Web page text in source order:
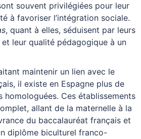
souvent privilégiées pour leur
à favoriser l’intégration sociale.
, quant à elles, séduisent par leurs
leur qualité pédagogique à un
maintenir un lien avec le
il existe en Espagne plus de
homologuées. Ces établissements
allant de la maternelle à la
du baccalauréat français et
diplôme biculturel franco-